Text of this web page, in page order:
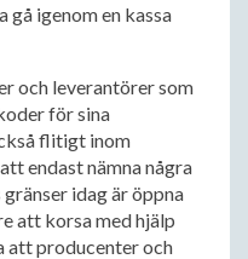
gå igenom en kassa
och leverantörer som
för sina
flitigt inom
endast nämna några
idag är öppna
att korsa med hjälp
att producenter och